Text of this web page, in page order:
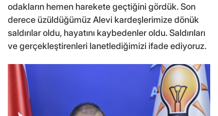
odakların hemen harekete geçtiğini gördük. Son
derece üzüldüğümüz Alevi kardeşlerimize dönük
saldırılar oldu, hayatını kaybedenler oldu. Saldırıları
ve gerçekleştirenleri lanetlediğimizi ifade ediyoruz.